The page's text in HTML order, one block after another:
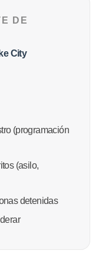
DE
City
(programación
(asilo,
detenidas